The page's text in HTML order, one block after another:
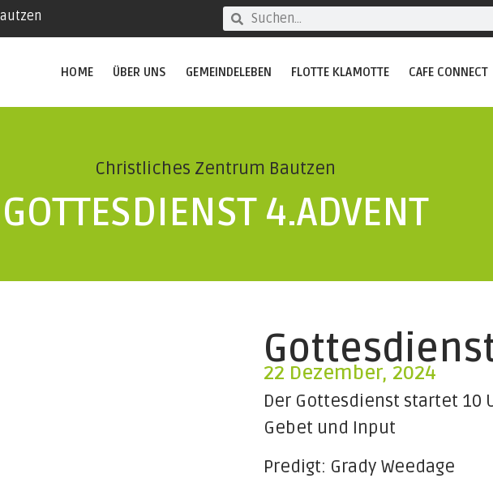
HOME ÜBER UNS GEMEINDELEBEN FLOTTE KLAMOTTE CAFE CONNECT
Christliches Zentrum Bautzen
GOTTESDIENST 4.ADVENT
22 Dezember, 2024
Der Gottesdienst startet 10
Gebet und Input
Predigt: Grady Weedage